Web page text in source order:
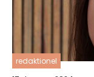
redaktionel